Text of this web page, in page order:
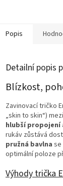
Popis
Detailní popis
Blízkost,
Zavinovací tričko
„skin to skin“)
hlubší propojení
rukáv zůstává
pružná bavlna se
optimální poloze
Výhody trička